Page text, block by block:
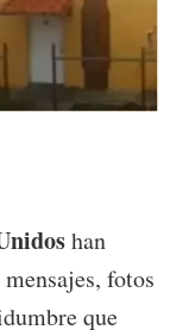
han
fotos
que